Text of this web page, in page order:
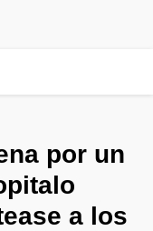
por un
a los